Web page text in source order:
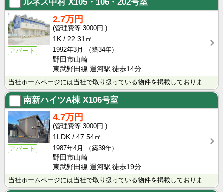
ルネス中村X105・106・202号室
アパート
2.7万円
3000円
1K
22.31㎡
1992年3月
（築34年）
野田市山崎
東武野田線 運河駅 徒歩14分
当社ホームページには当社で取り扱っている物件を掲載しております。 現在の募集状況に関しては、スタッフ･･･
南新ハイツA棟X106号室
アパート
4.7万円
3000円
1LDK
47.54㎡
1987年4月
（築39年）
野田市山崎
東武野田線 運河駅 徒歩19分
当社ホームページには当社で取り扱っている物件を掲載しております。 現在の募集状況に関しては、スタッフ･･･